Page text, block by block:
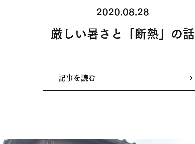
2020.08.28
厳しい暑さと「断熱」の話
記事を読む